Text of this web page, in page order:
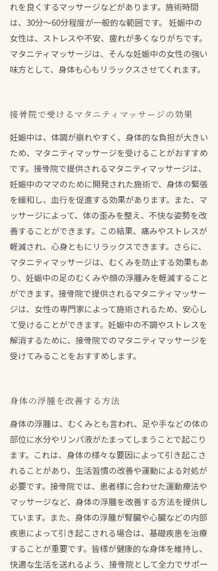
れを良くするマッサージなどがあります。施術時間
は、30分～60分程度が一般的な範囲です。 妊娠中の
女性は、ストレスや不安、疲れが多くなりがちです。
マタニティマッサージは、そんな妊娠中の女性の強い
味方として、身体も心もリラックスさせてくれます。
接骨院で受けるマタニティマッサージの効果
妊娠中は、体調が崩れやすく、身体的な負担が大きい
ため、マタニティマッサージを受けることがおすすめ
です。接骨院で提供されるマタニティマッサージは、
妊娠中のママのために開発された施術で、身体の緊張
を緩和し、血行を促進する効果があります。また、マ
ッサージによって、体の歪みを整え、不快な姿勢を改
善することができます。この結果、痛みやストレスが
軽減され、心身ともにリラックスできます。さらに、
マタニティマッサージは、むくみを防止する効果もあ
り、妊娠中の足のむくみや顔の浮腫みを軽減すること
ができます。接骨院で提供されるマタニティマッサー
ジは、女性の専門家によって施術されるため、安心し
て受けることができます。妊娠中の不調やストレスを
解消するために、接骨院でのマタニティマッサージを
受けてみることをおすすめします。
身体の浮腫を改善する方法
身体の浮腫は、むくみとも言われ、足や手などの体の
部位に水分やリンパ液がたまってしまうことで起こり
ます。これは、身体の様々な要因によって引き起こさ
れることがあり、生活習慣の改善や運動による対処が
必要です。接骨院では、患者様に合わせた運動療法や
マッサージなど、身体の浮腫を改善する方法を提供し
ています。また、身体の浮腫が腎臓や心臓などの内部
疾患によって引き起こされる場合は、基礎疾患を治療
することが重要です。皆様が健康的な身体を維持し、
快適な生活を送れるよう、接骨院として全力でサポー